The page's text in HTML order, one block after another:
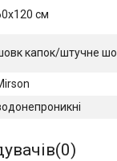
см
капок/штучне
0)